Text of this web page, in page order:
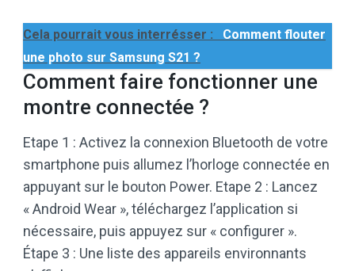
Cela pourrait vous interrésser :
Comment flouter
une photo sur Samsung S21 ?
Comment faire fonctionner une
montre connectée ?
Etape 1 : Activez la connexion Bluetooth de votre
smartphone puis allumez l’horloge connectée en
appuyant sur le bouton Power. Etape 2 : Lancez
« Android Wear », téléchargez l’application si
nécessaire, puis appuyez sur « configurer ».
Étape 3 : Une liste des appareils environnants